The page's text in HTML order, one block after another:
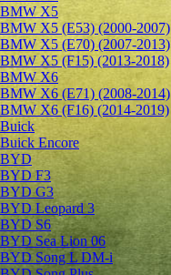
BMW X5
BMW X5 (E53) (2000-2007)
BMW X5 (E70) (2007-2013)
BMW X5 (F15) (2013-2018)
BMW X6
BMW X6 (E71) (2008-2014)
BMW X6 (F16) (2014-2019)
Buick
Buick Encore
BYD
BYD F3
BYD G3
BYD Leopard 3
BYD S6
BYD Sea Lion 06
BYD Song L DM-i